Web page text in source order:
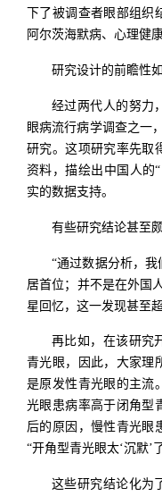
下了被调查者眼部组
阿尔茨海默病、心理健
研究设计的前瞻性
经过两代人的努力
眼病流行病学调查之一
研究。这项研究率先取
资料，描绘出中国人的
实的数据支持。
有些研究结论甚至
“通过数据分析，
居首位；并不是在外国
星回忆，这一发现甚至
再比如，在该研究
青光眼，因此，大家理
是原发性青光眼的主流
光眼患病率高于闭角型
后的原因，慢性青光眼
“开角型青光眼太‘沉默’
这些研究结论化为